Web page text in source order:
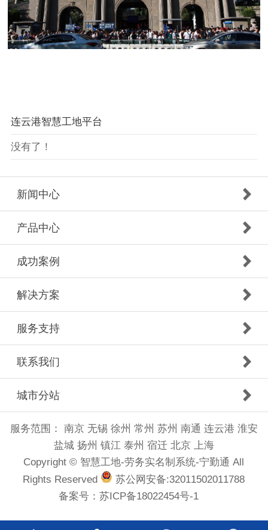
连云港智慧工地平台
没有了！
新闻中心
产品中心
成功案例
解决方案
服务支持
联系我们
城市分站
服务范围： 南京 无锡 徐州 常州 苏州 南通 连云港 淮安
盐城 扬州 镇江 泰州 宿迁 北京
上海
Copyright © 智慧工地-劳务实名制系统-宁勤通 All
Rights Reserved
苏公网安备:32011502011788
备案号：苏ICP备18022454号-1